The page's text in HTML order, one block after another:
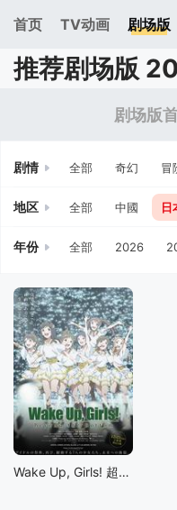
首页 TV动画 剧场版
我的观影记
推荐剧场版
剧场版
剧情 全部 奇幻 冒
地区 全部 中國 日
年份 全部 2026
Wake Up, Girls! 超越深限